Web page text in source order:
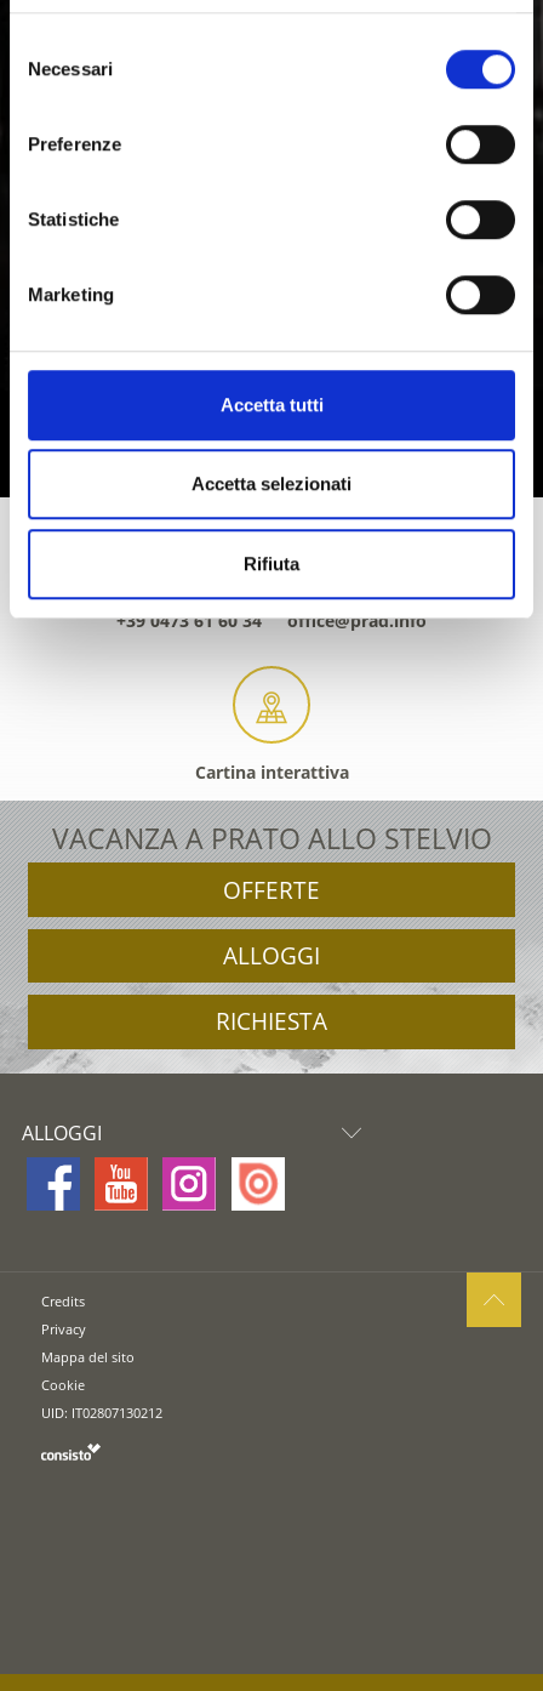
delNecessari
Preferenze
Statistiche
Marketing
Accetta tutti
Accetta selezionati
Rifiuta
+39 0473 61 60 34 office@prad.info
Cartina interattiva
VACANZA A PRATO ALLO STELVIO
OFFERTE
ALLOGGI
RICHIESTA
ALLOGGI
Credits
Privacy
Mappa del sito
Cookie
UID: IT02807130212